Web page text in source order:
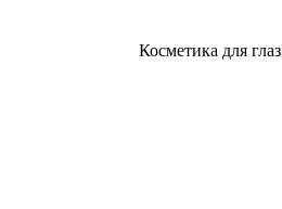
Косметика для глаз